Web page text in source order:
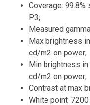
Coverage: 99.8%
P3;
Measured
Max brightness
cd/m2 on power;
Min brightness
cd/m2 on power;
Contrast at max
White point: 7200